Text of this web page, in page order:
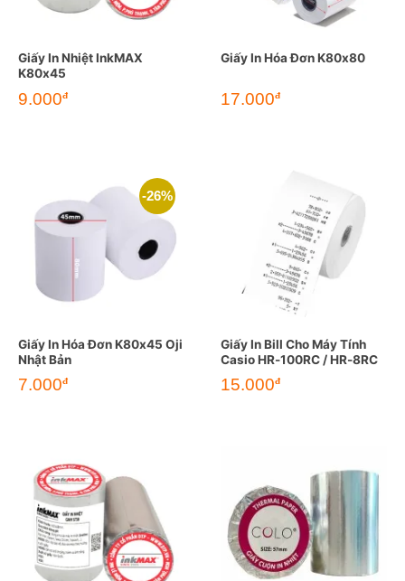
Giấy In Nhiệt InkMAX
K80x45
9.000đ
Giấy In Hóa Đơn K80x80
17.000đ
-26%
Giấy In Hóa Đơn K80x45 Oji
Nhật Bản
Giá
gốc
7.000đGiá
Giấy In Bill Cho Máy Tính
Casio HR-100RC / HR-8RC
15.000đ